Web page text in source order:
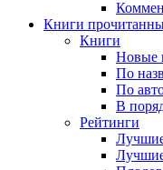
Книги
Книги
Новые
По
По
В
Рейтинги